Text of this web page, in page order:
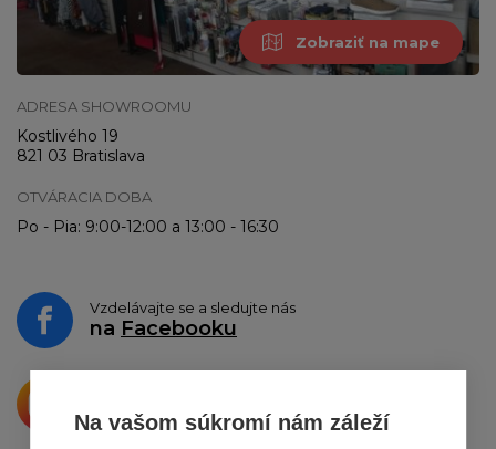
Na vašom súkromí nám záleží
Zobraziť na mape
ADRESA SHOWROOMU
Kostlivého 19
821 03 Bratislava
OTVÁRACIA DOBA
Po - Pia: 9:00-12:00 a 13:00 - 16:30
Vzdelávajte se a sledujte nás
na Facebooku
o zdieľanie naInstagrame